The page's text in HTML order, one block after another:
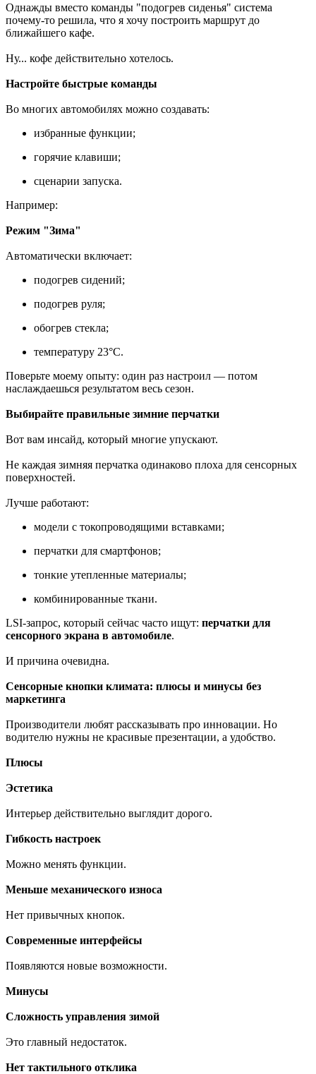
Однажды вместо команды "подогрев сиденья" система
почему-то решила, что я хочу построить маршрут до
ближайшего кафе.
Ну... кофе действительно хотелось.
Настройте быстрые команды
Во многих автомобилях можно создавать:
избранные функции;
горячие клавиши;
сценарии запуска.
Например:
Режим "Зима"
Автоматически включает:
подогрев сидений;
подогрев руля;
обогрев стекла;
температуру 23°C.
Поверьте моему опыту: один раз настроил — потом
наслаждаешься результатом весь сезон.
Выбирайте правильные зимние перчатки
Вот вам инсайд, который многие упускают.
Не каждая зимняя перчатка одинаково плоха для сенсорных
поверхностей.
Лучше работают:
модели с токопроводящими вставками;
перчатки для смартфонов;
тонкие утепленные материалы;
комбинированные ткани.
LSI-запрос, который сейчас часто ищут: перчатки для
сенсорного экрана в автомобиле.
И причина очевидна.
Сенсорные кнопки климата: плюсы и минусы без
маркетинга
Производители любят рассказывать про инновации. Но
водителю нужны не красивые презентации, а удобство.
Плюсы
Эстетика
Интерьер действительно выглядит дорого.
Гибкость настроек
Можно менять функции.
Меньше механического износа
Нет привычных кнопок.
Современные интерфейсы
Появляются новые возможности.
Минусы
Сложность управления зимой
Это главный недостаток.
Нет тактильного отклика